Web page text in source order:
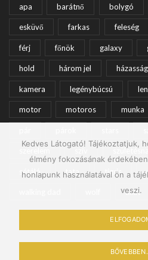
Kedves Látogató! Tájékoztatjuk,
élmény fokozásának
honlapunk használatával ön a
veszi.
apa barátnő bolygó
esküvő farkas feleség
férj főnök galaxy
hold három jel házasság
kamera legénybúcsú
motor motoros munka
sétáló tata tigris
állat
© Minden jog